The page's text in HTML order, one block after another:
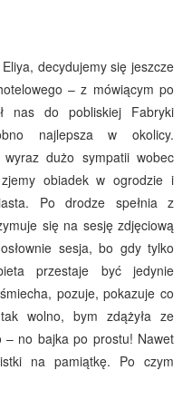
decydujemy się jeszcze
– z mówiącym po
nas do pobliskiej Fabryki
najlepsza w okolicy.
dużo sympatii wobec
obiadek w ogrodzie i
Po drodze spełnia z
się na sesję zdjęciową
sesja, bo gdy tylko
przestaje być jedynie
pozuje, pokazuje co
wolno, bym zdążyła ze
– no bajka po prostu! Nawet
na pamiątkę. Po czym